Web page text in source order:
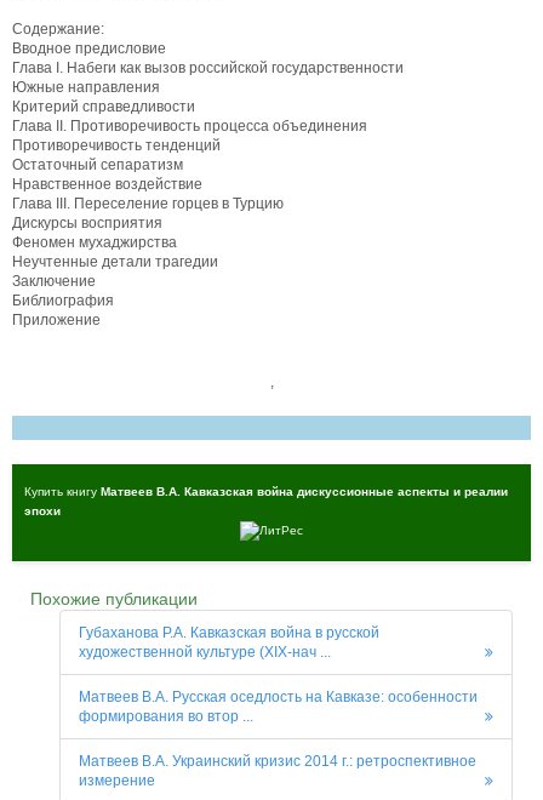
Содержание:
Вводное предисловие
Глава I. Набеги как вызов российской государственности
Южные направления
Критерий справедливости
Глава II. Противоречивость процесса объединения
Противоречивость тенденций
Остаточный сепаратизм
Нравственное воздействие
Глава III. Переселение горцев в Турцию
Дискурсы восприятия
Феномен мухаджирства
Неучтенные детали трагедии
Заключение
Библиография
Приложение
,
Купить книгу Матвеев В.А. Кавказская война дискуссионные аспекты и реалии
эпохи
Похожие публикации
Губаханова Р.А. Кавказская война в русской
художественной культуре (XIX-нач ...
Матвеев В.А. Русская оседлость на Кавказе: особенности
формирования во втор ...
Матвеев В.А. Украинский кризис 2014 г.: ретроспективное
измерение